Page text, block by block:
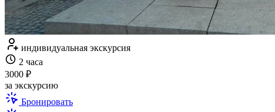
индивидуальная экскурсия
2 часа
3000 ₽
за экскурсию
Бронировать